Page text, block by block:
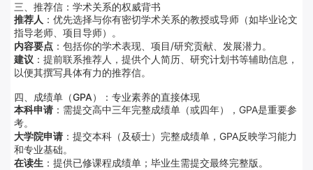
三、推荐信：学术关系的权威背书
推荐人 ：优先选择与你有密切学术关系的教授或导师（如毕业论文
指导老师、项目导师）。
内容要点 ：包括你的学术表现、项目/研究贡献、发展潜力。
建议 ：提前联系推荐人，提供个人简历、研究计划书等辅助信息，
以便其撰写具体有力的推荐信。
四、成绩单（GPA）：专业素养的直接体现
本科申请 ：需提交高中三年完整成绩单（或四年），GPA是重要参
考。
大学院申请 ：提交本科（及硕士）完整成绩单，GPA反映学习能力
和专业基础。
在读生 ：提供已修课程成绩单；毕业生需提交最终完整版。